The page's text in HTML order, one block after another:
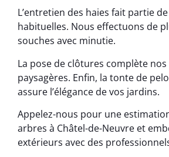
L’entretien des haies fait partie
habituelles. Nous effectuons de
souches avec minutie.
La pose de clôtures complète
paysagères. Enfin, la tonte de
assure l’élégance de vos jardins.
Appelez-nous pour une
arbres à Châtel-de-Neuvre et
extérieurs avec des